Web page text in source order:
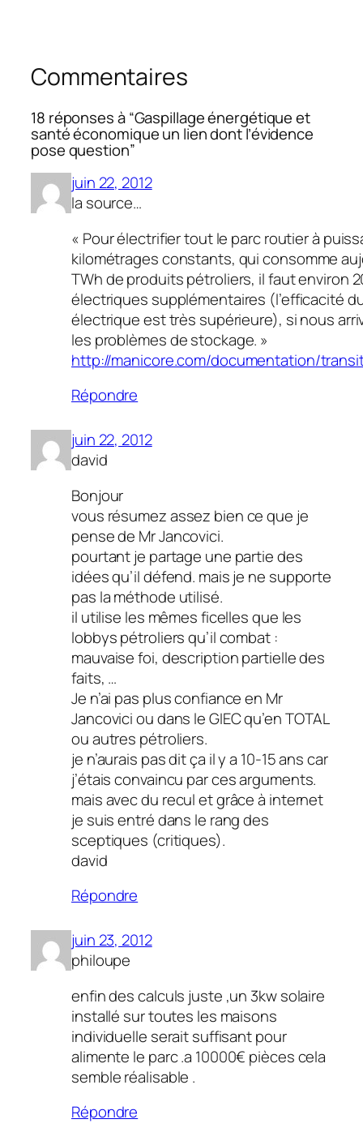
Commentaires
18 réponses à “Gaspillage énergétique et
santé économique un lien dont l’évidence
pose question”
juin 22, 2012
la source…
« Pour électrifier tout le parc routier à
kilométrages constants, qui consomme
TWh de produits pétroliers, il faut environ
électriques supplémentaires (l’efficacité
électrique est très supérieure), si nous
les problèmes de stockage. »
http://manicore.com/documentation/
Répondre
juin 22, 2012
david
Bonjour
vous résumez assez bien ce que je
pense de Mr Jancovici.
pourtant je partage une partie des
idées qu’il défend. mais je ne supporte
pas la méthode utilisé.
il utilise les mêmes ficelles que les
lobbys pétroliers qu’il combat :
mauvaise foi, description partielle des
faits, …
Je n’ai pas plus confiance en Mr
Jancovici ou dans le GIEC qu’en TOTAL
ou autres pétroliers.
je n’aurais pas dit ça il y a 10-15 ans car
j’étais convaincu par ces arguments.
mais avec du recul et grâce à internet
je suis entré dans le rang des
sceptiques (critiques).
david
Répondre
juin 23, 2012
philoupe
enfin des calculs juste ,un 3kw solaire
installé sur toutes les maisons
individuelle serait suffisant pour
alimente le parc .a 10000€ pièces cela
semble réalisable .
Répondre